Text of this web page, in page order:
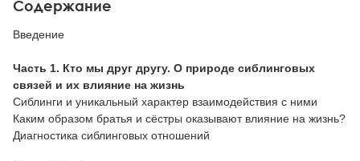
Содержание
Введение
Часть 1. Кто мы друг другу. О природе сиблинговых
связей и их влияние на жизнь
Сиблинги и уникальный характер взаимодействия с ними
Каким образом братья и сёстры оказывают влияние на жизнь?
Диагностика сиблинговых отношений